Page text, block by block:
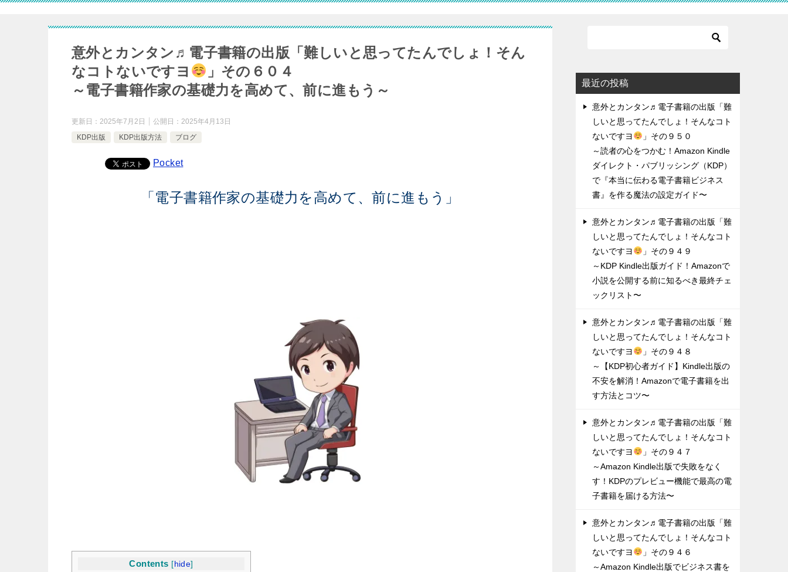
意外とカンタン♬電子書籍の出版「難しいと思ってたんでしょ！そん
なコトないですヨ
」その６０４
～電子書籍作家の基礎力を高めて、前に進もう～
更新日： 2025年7月2日 公開日： 2025年4月13日
KDP出版
KDP出版方法 ブログ
Pocket
「電子書籍作家の基礎力を高めて、前に進もう」
Contents [ hide]
最近の投稿
意外とカンタン♬電子書籍の出版「難
しいと思ってたんでしょ！そんなコト
ないですヨ
」その９５０
～読者の心をつかむ！Amazon Kindle
ダイレクト・パブリッシング（KDP）
で『本当に伝わる電子書籍ビジネス
書』を作る魔法の設定ガイド〜
意外とカンタン♬電子書籍の出版「難
しいと思ってたんでしょ！そんなコト
ないですヨ
」その９４９
～KDP Kindle出版ガイド！Amazonで
小説を公開する前に知るべき最終チェ
ックリスト〜
意外とカンタン♬電子書籍の出版「難
しいと思ってたんでしょ！そんなコト
ないですヨ
」その９４８
～【KDP初心者ガイド】Kindle出版の
不安を解消！Amazonで電子書籍を出
す方法とコツ〜
意外とカンタン♬電子書籍の出版「難
しいと思ってたんでしょ！そんなコト
ないですヨ
」その９４７
～Amazon Kindle出版で失敗をなく
す！KDPのプレビュー機能で最高の電
子書籍を届ける方法〜
意外とカンタン♬電子書籍の出版「難
しいと思ってたんでしょ！そんなコト
ないですヨ
」その９４６
～Amazon Kindle出版でビジネス書を